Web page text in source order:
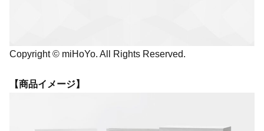
Copyright © miHoYo. All Rights Reserved.
【商品イメージ】